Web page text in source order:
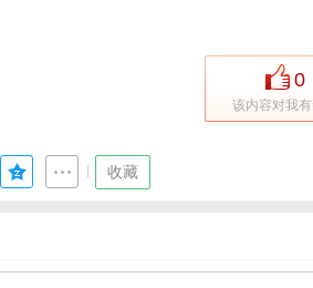
0
该内容对我
收藏